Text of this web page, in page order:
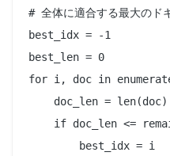
# 全体に適合する最大のド
best_idx = -1
best_len = 0
for i, doc in
    doc_len = len(doc)
if doc_len <=
        best_idx = i